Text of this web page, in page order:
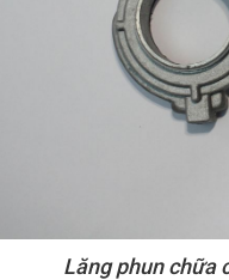
Lăng phun chữa